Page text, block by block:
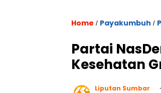
Home / Payakumbuh /
Partai
Kesehatan
Liputan Sumbar